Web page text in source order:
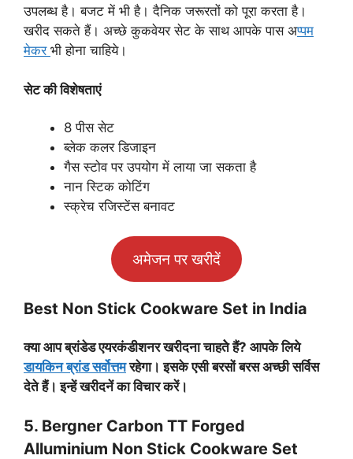
उपलब्ध है। बजट में भी है। दैनिक जरूरतों को पूरा करता है।
खरीद सकते हैं। अच्छे कुकवेयर सेट के साथ आपके पास अप्पम
मेकर भी होना चाहिये।
सेट की विशेषताएं
8 पीस सेट
ब्लेक कलर डिजाइन
गैस स्टोव पर उपयोग में लाया जा सकता है
नान स्टिक कोटिंग
स्क्रेच रजिस्टेंस बनावट
अमेजन पर खरीदें
Best Non Stick Cookware Set in India
क्या आप ब्रांडेड एयरकंडीशनर खरीदना चाहतेे हैं? आपके लिये
डायकिन ब्रांड सर्वोत्तमरहेगा। इसके एसी बरसों बरस अच्छी सर्विस
देते हैं। इन्हें खरीदनें का विचार करें।
5. Bergner Carbon TT Forged
Alluminium Non Stick Cookware Set